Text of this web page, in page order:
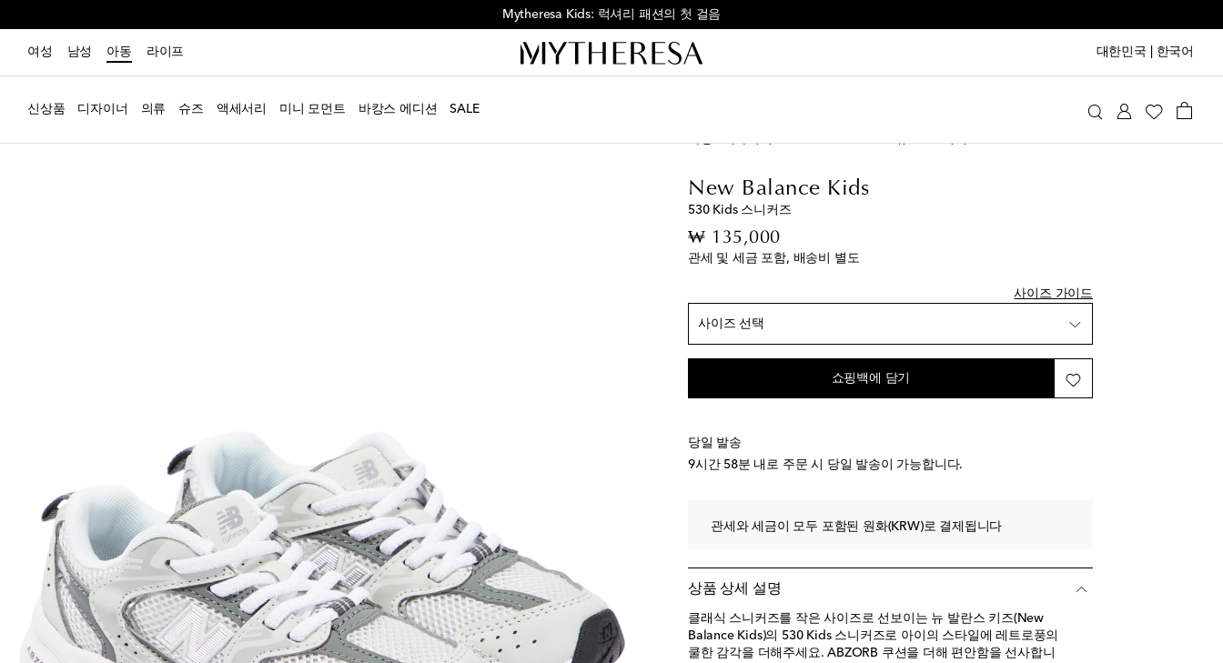
Mytheresa Kids: 럭셔리 패션의 첫 걸음
여성 남성 아동 라이프 대한민국 한국어
신상품 디자이너 의류 슈즈 액세서리 미니 모먼트 바캉스 에디션 SALE
New Balance Kids
530 Kids 스니커즈
₩ 135,000original price
관세 및 세금 포함, 배송비 별도
사이즈 가이드
사이즈 선택
US 11.5 / EU 29
US 12 / EU 30
US 12.5 / EU 30.5
US 13 / EU 31
US 1 / EU 32.5
US 1.5 / EU 33
US 2.5 / EU 34.5 위시리스트에 추가
쇼핑백에 담기
당일 발송
9시간 58분 내로 주문 시 당일 발송이 가능합니다.
관세와 세금이 모두 포함된 원화(KRW)로 결제됩니다
상품 상세 설명
클래식 스니커즈를 작은 사이즈로 선보이는 뉴 발란스 키즈(New
Balance Kids)의 530 Kids 스니커즈로 아이의 스타일에 레트로풍의
쿨한 감각을 더해주세요. ABZORB 쿠션을 더해 편안함을 선사합니